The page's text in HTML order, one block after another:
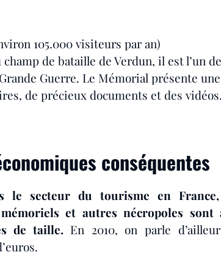
105.000 visiteurs par an)
champ de bataille de Verdun, il est l’un
Guerre. Le Mémorial présente
de précieux documents et des
conséquentes
le secteur du tourisme en
et autres nécropoles sont
de taille. En 2010, on parle